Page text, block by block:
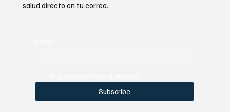
Subscribe
salud directo en tu correo.